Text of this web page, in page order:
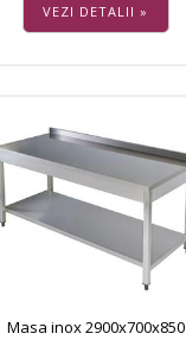
VEZI DETALII »
Masa inox 2900x700x850